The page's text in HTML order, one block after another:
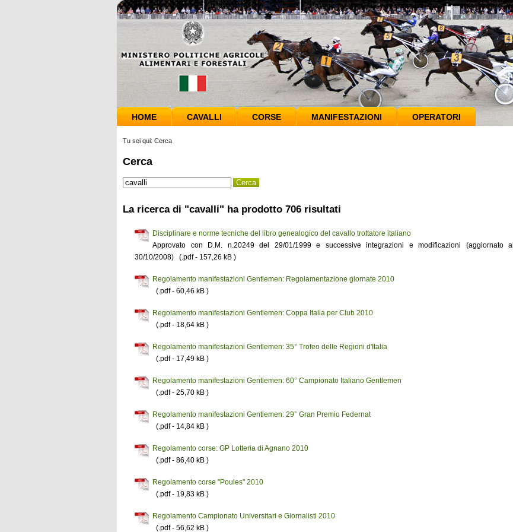
HOME CAVALLI CORSE MANIFESTAZIONI OPERATORI
Tu sei qui: Cerca
Cerca
La ricerca di "cavalli" ha prodotto 706 risultati
Disciplinare e norme tecniche del libro genealogico del cavallo trottatore italiano
Approvato con D.M. n.20249 del 29/01/1999 e successive integrazioni e modificazioni (aggiornato al
30/10/2008) (.pdf - 157,26 kB )
Regolamento manifestazioni Gentlemen: Regolamentazione giornate 2010
(.pdf - 60,46 kB )
Regolamento manifestazioni Gentlemen: Coppa Italia per Club 2010
(.pdf - 18,64 kB )
Regolamento manifestazioni Gentlemen: 35° Trofeo delle Regioni d'Italia
(.pdf - 17,49 kB )
Regolamento manifestazioni Gentlemen: 60° Campionato Italiano Gentlemen
(.pdf - 25,70 kB )
Regolamento manifestazioni Gentlemen: 29° Gran Premio Federnat
(.pdf - 14,84 kB )
Regolamento corse: GP Lotteria di Agnano 2010
(.pdf - 86,40 kB )
Regolamento corse "Poules" 2010
(.pdf - 19,83 kB )
Regolamento Campionato Universitari e Giornalisti 2010
(.pdf - 56,62 kB )